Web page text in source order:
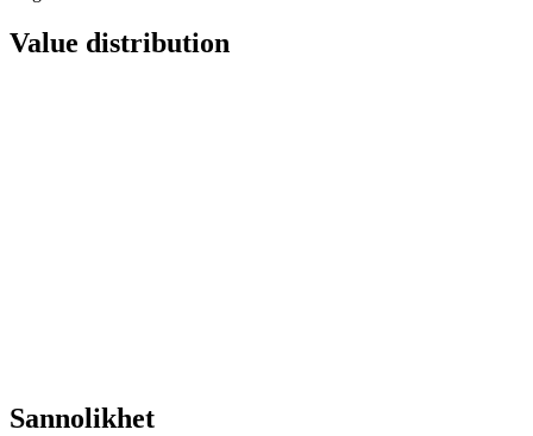
Value distribution
Sannolikhet